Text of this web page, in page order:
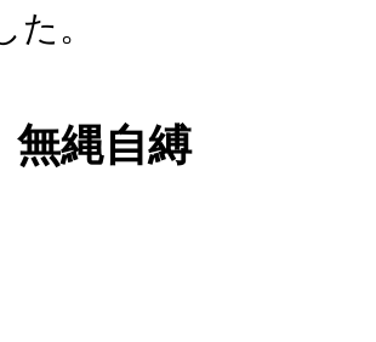
た。
無縄自縛